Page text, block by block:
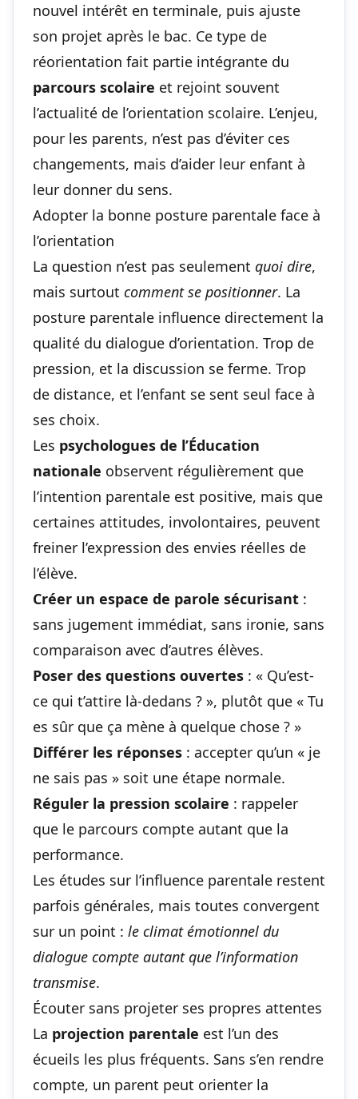
nouvel intérêt en terminale, puis ajuste
son projet après le bac. Ce type de
réorientation fait partie intégrante du
parcours scolaire et rejoint souvent
l’actualité de l’orientation scolaire. L’enjeu,
pour les parents, n’est pas d’éviter ces
changements, mais d’aider leur enfant à
leur donner du sens.
Adopter la bonne posture parentale face à
l’orientation
La question n’est pas seulement quoi dire,
mais surtout comment se positionner. La
posture parentale influence directement la
qualité du dialogue d’orientation. Trop de
pression, et la discussion se ferme. Trop
de distance, et l’enfant se sent seul face à
ses choix.
Les psychologues de l’Éducation
nationale observent régulièrement que
l’intention parentale est positive, mais que
certaines attitudes, involontaires, peuvent
freiner l’expression des envies réelles de
l’élève.
Créer un espace de parole sécurisant :
sans jugement immédiat, sans ironie, sans
comparaison avec d’autres élèves.
Poser des questions ouvertes : « Qu’est-
ce qui t’attire là-dedans ? », plutôt que « Tu
es sûr que ça mène à quelque chose ? »
Différer les réponses : accepter qu’un « je
ne sais pas » soit une étape normale.
Réguler la pression scolaire : rappeler
que le parcours compte autant que la
performance.
Les études sur l’influence parentale restent
parfois générales, mais toutes convergent
sur un point : le climat émotionnel du
dialogue compte autant que l’information
transmise.
Écouter sans projeter ses propres attentes
La projection parentale est l’un des
écueils les plus fréquents. Sans s’en rendre
compte, un parent peut orienter la